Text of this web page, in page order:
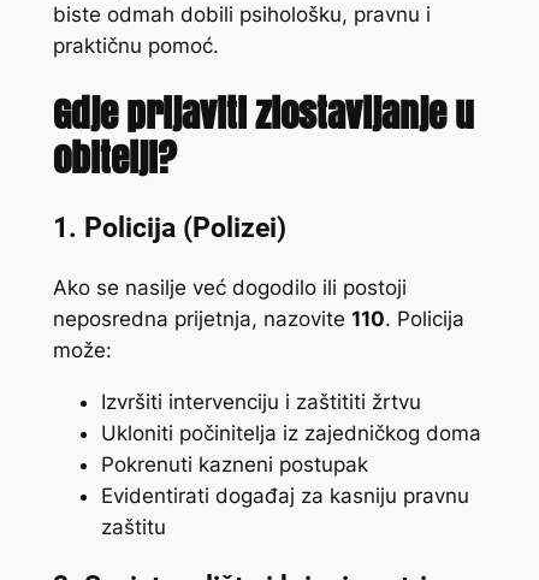
biste odmah dobili psihološku, pravnu i
praktičnu pomoć.
Gdje prijaviti zlostavljanje u
obitelji?
1. Policija (Polizei)
Ako se nasilje već dogodilo ili postoji
neposredna prijetnja, nazovite 110. Policija
može:
Izvršiti intervenciju i zaštititi žrtvu
Ukloniti počinitelja iz zajedničkog doma
Pokrenuti kazneni postupak
Evidentirati događaj za kasniju pravnu
zaštitu